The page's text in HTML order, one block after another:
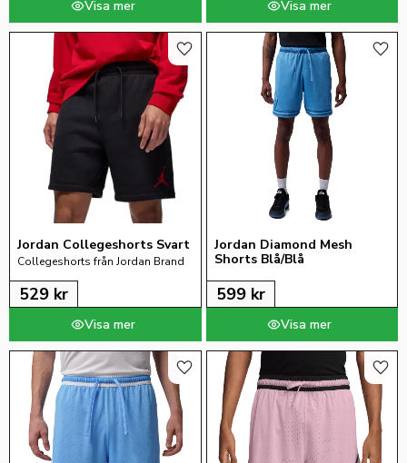
Jordan Collegeshorts Svart
Collegeshorts från Jordan Brand
529 kr
Lägg till i favoriter
Jordan Diamond Mesh
Shorts Blå/Blå
599kr
Lägg till i favoriter